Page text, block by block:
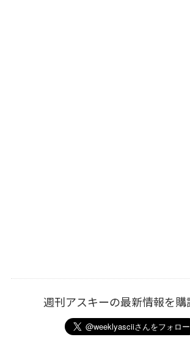
週刊アスキーの最新情報を購